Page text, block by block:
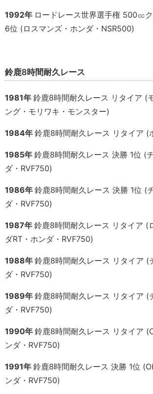
1992年 ロードレース世界選手権 500㏄
6位 (ロスマンズ・ホンダ・NSR500)
鈴鹿8時間耐久レース
1981年 鈴鹿8時間耐久レース リタイア (
ング・モリワキ・モンスター)
1984年 鈴鹿8時間耐久レース リタイア (
1985年 鈴鹿8時間耐久レース 決勝 1位 (
ダ・RVF750)
1986年 鈴鹿8時間耐久レース 決勝 1位 (
ダ・RVF750)
1987年 鈴鹿8時間耐久レース リタイア (
ダRT・ホンダ・RVF750)
1988年 鈴鹿8時間耐久レース リタイア (
ダ・RVF750)
1989年 鈴鹿8時間耐久レース リタイア (
ダ・RVF750)
1990年 鈴鹿8時間耐久レース リタイア
ンダ・RVF750)
1991年 鈴鹿8時間耐久レース 決勝 1位
ンダ・RVF750)